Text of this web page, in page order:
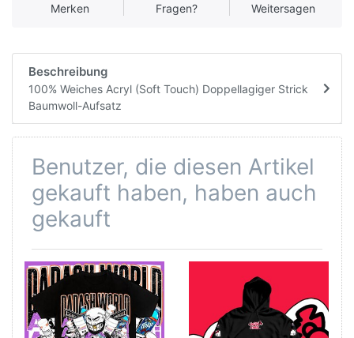
Merken Fragen? Weitersagen
Beschreibung
100% Weiches Acryl (Soft Touch) Doppellagiger Strick
Baumwoll-Aufsatz
Benutzer, die diesen Artikel
gekauft haben, haben auch
gekauft